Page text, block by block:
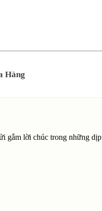
Hàng
gắm lời chúc trong những